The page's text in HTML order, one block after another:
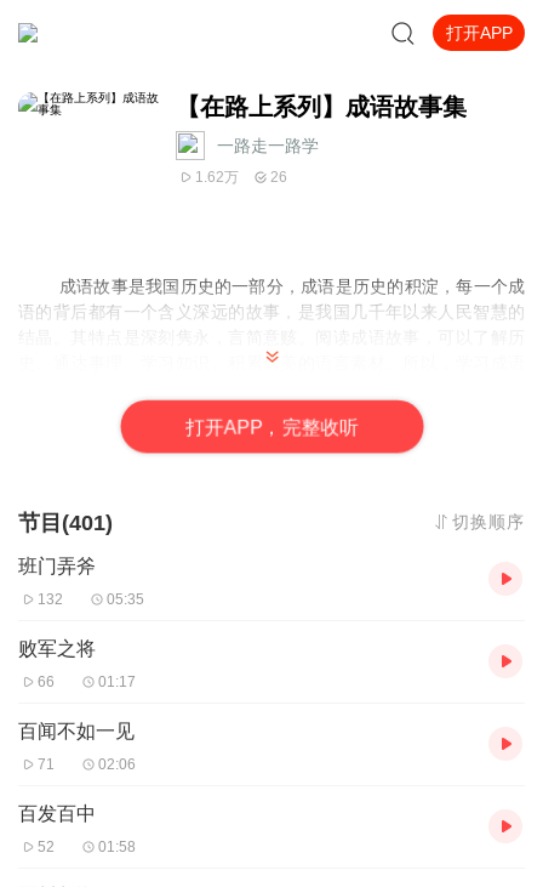
打开APP
【在路上系列】成语故事集
一路走一路学
1.62万 26
成语故事是我国历史的一部分，成语是历史的积淀，每一个成
语的背后都有一个含义深远的故事，是我国几千年以来人民智慧的
史、通达事理、学习知识、积累优美的语言素材。所以，学习成语
故讲述一些道理。成语就是有道理的词语，它奠基着我国的文化之
打开APP，完整收听
节目(401) 切换顺序
班门弄斧
132 05:35
败军之将
66 01:17
百闻不如一见
71 02:06
百发百中
52 01:58